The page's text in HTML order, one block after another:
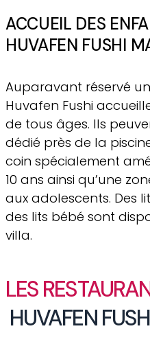
ACCUEIL DES
HUVAFEN FUSHI
Auparavant réservé
Huvafen Fushi
de tous âges. Ils
dédié près de la
coin spécialement
10 ans ainsi qu’une
aux adolescents. Des
des lits bébé sont
villa.
LES
HUVAFEN